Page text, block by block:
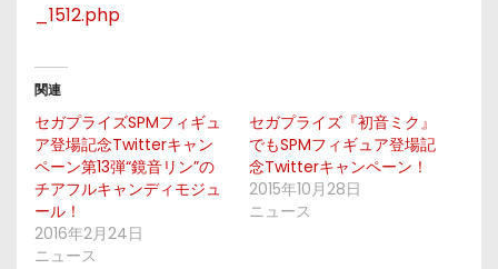
_1512.php
関連
セガプライズSPMフィギュ
ア登場記念Twitterキャン
ペーン第13弾“鏡音リン”の
チアフルキャンディモジュ
ール！
2016年2月24日
ニュース
セガプライズ『初音ミク』
でもSPMフィギュア登場記
念Twitterキャンペーン！
2015年10月28日
ニュース